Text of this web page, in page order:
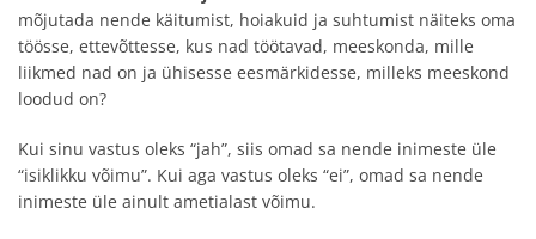
mõjutada nende käitumist, hoiakuid ja suhtumist näiteks oma
töösse, ettevõttesse, kus nad töötavad, meeskonda, mille
liikmed nad on ja ühisesse eesmärkidesse, milleks meeskond
loodud on?
Kui sinu vastus oleks “jah”, siis omad sa nende inimeste üle
“isiklikku võimu”. Kui aga vastus oleks “ei”, omad sa nende
inimeste üle ainult ametialast võimu.